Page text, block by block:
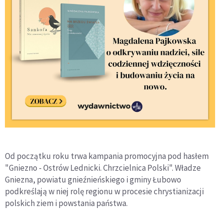
Od początku roku trwa kampania promocyjna pod hasłem
"Gniezno - Ostrów Lednicki. Chrzcielnica Polski". Władze
Gniezna, powiatu gnieźnieńskiego i gminy Łubowo
podkreślają w niej rolę regionu w procesie chrystianizacji
polskich ziem i powstania państwa.